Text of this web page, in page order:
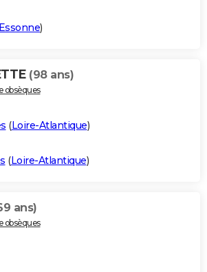
)
(98 ans)
obsèques
(Loire-Atlantique)
(Loire-Atlantique)
ans)
obsèques